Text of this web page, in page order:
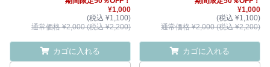
¥1,000
(税込 ¥1,100)
通常価格 ¥2,000 (税込 ¥2,200)
カゴに入れる
¥1,000
(税込 ¥1,100)
通常価格 ¥2,000 (税込 ¥2,200)
カゴに入れる